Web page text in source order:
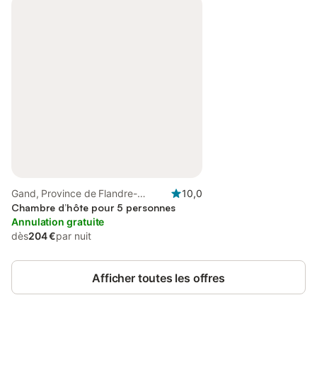
Gand, Province de Flandre-
Orientale
10,0
Chambre d’hôte pour 5 personnes
Annulation gratuite
dès204 €par nuit
Afficher toutes les offres